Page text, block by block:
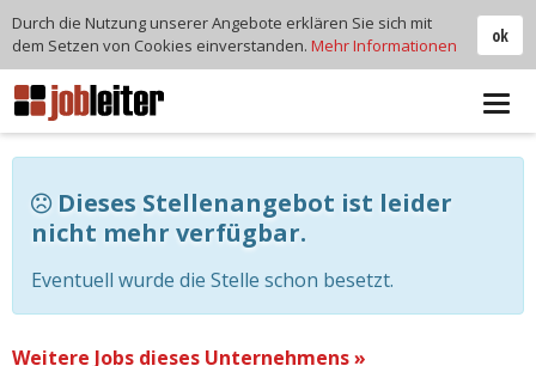
Dieses Stellenangebot ist leider
nicht mehr verfügbar.
Eventuell wurde die Stelle schon besetzt.
Weitere Jobs dieses Unternehmens »
ok
Durch die Nutzung unserer Angebote erklären Sie sich mit
dem Setzen von Cookies einverstanden. Mehr Informationen